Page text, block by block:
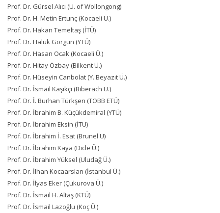
Prof. Dr. Gürsel Alıcı (U. of Wollongong)
Prof. Dr. H. Metin Ertunç (Kocaeli Ü.)
Prof. Dr. Hakan Temeltaş (İTÜ)
Prof. Dr. Haluk Görgün (YTÜ)
Prof. Dr. Hasan Ocak (Kocaeli Ü.)
Prof. Dr. Hitay Özbay (Bilkent Ü.)
Prof. Dr. Hüseyin Canbolat (Y. Beyazıt Ü.)
Prof. Dr. İsmail Kaşıkçı (Biberach U.)
Prof. Dr. İ. Burhan Türkşen (TOBB ETÜ)
Prof. Dr. İbrahim B. Küçükdemiral (YTÜ)
Prof. Dr. İbrahim Eksin (İTÜ)
Prof. Dr. İbrahim İ. Esat (Brunel U)
Prof. Dr. İbrahim Kaya (Dicle Ü.)
Prof. Dr. İbrahim Yüksel (Uludağ Ü.)
Prof. Dr. İlhan Kocaarslan (İstanbul Ü.)
Prof. Dr. İlyas Eker (Çukurova Ü.)
Prof. Dr. İsmail H. Altaş (KTÜ)
Prof. Dr. İsmail Lazoğlu (Koç Ü.)